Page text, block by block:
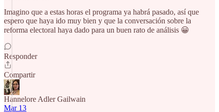
Imagino que a estas horas el programa ya habrá pasado, así que
espero que haya ido muy bien y que la conversación sobre la
reforma electoral haya dado para un buen rato de análisis 😀
Responder
Compartir
Hannelore Adler Gailwain
Mar 13